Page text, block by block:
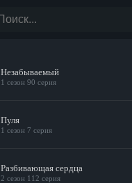
Незабываемый
1 сезон 90 серия
Пуля
1 сезон 7 серия
Разбивающая сердца
2 сезон 112 серия